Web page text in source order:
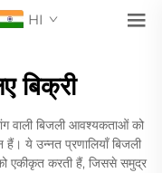
HI
बिक्री
वाली बिजली आवश्यकताओं को
हैं। ये उन्नत प्रणालियाँ बिजली
एकीकृत करती हैं, जिससे समुद्र